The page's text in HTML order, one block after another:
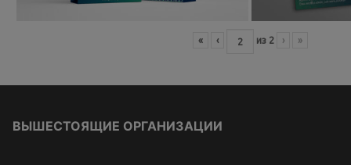
« ‹ из 2 › »
ВЫШЕСТОЯЩИЕ ОРГАНИЗАЦИИ